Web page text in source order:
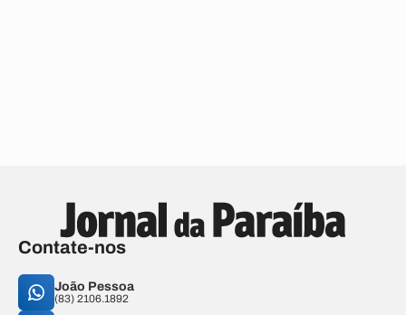
Contate-nos
João Pessoa
(83) 2106.1892